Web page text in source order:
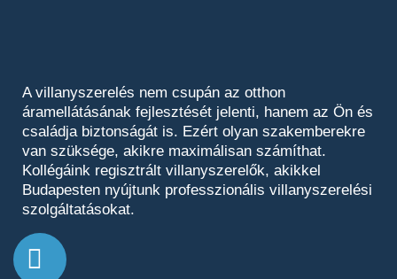
A villanyszerelés nem csupán az otthon
áramellátásának fejlesztését jelenti, hanem az Ön és
családja biztonságát is. Ezért olyan szakemberekre
van szüksége, akikre maximálisan számíthat.
Kollégáink regisztrált villanyszerelők, akikkel
Budapesten nyújtunk professzionális villanyszerelési
szolgáltatásokat.